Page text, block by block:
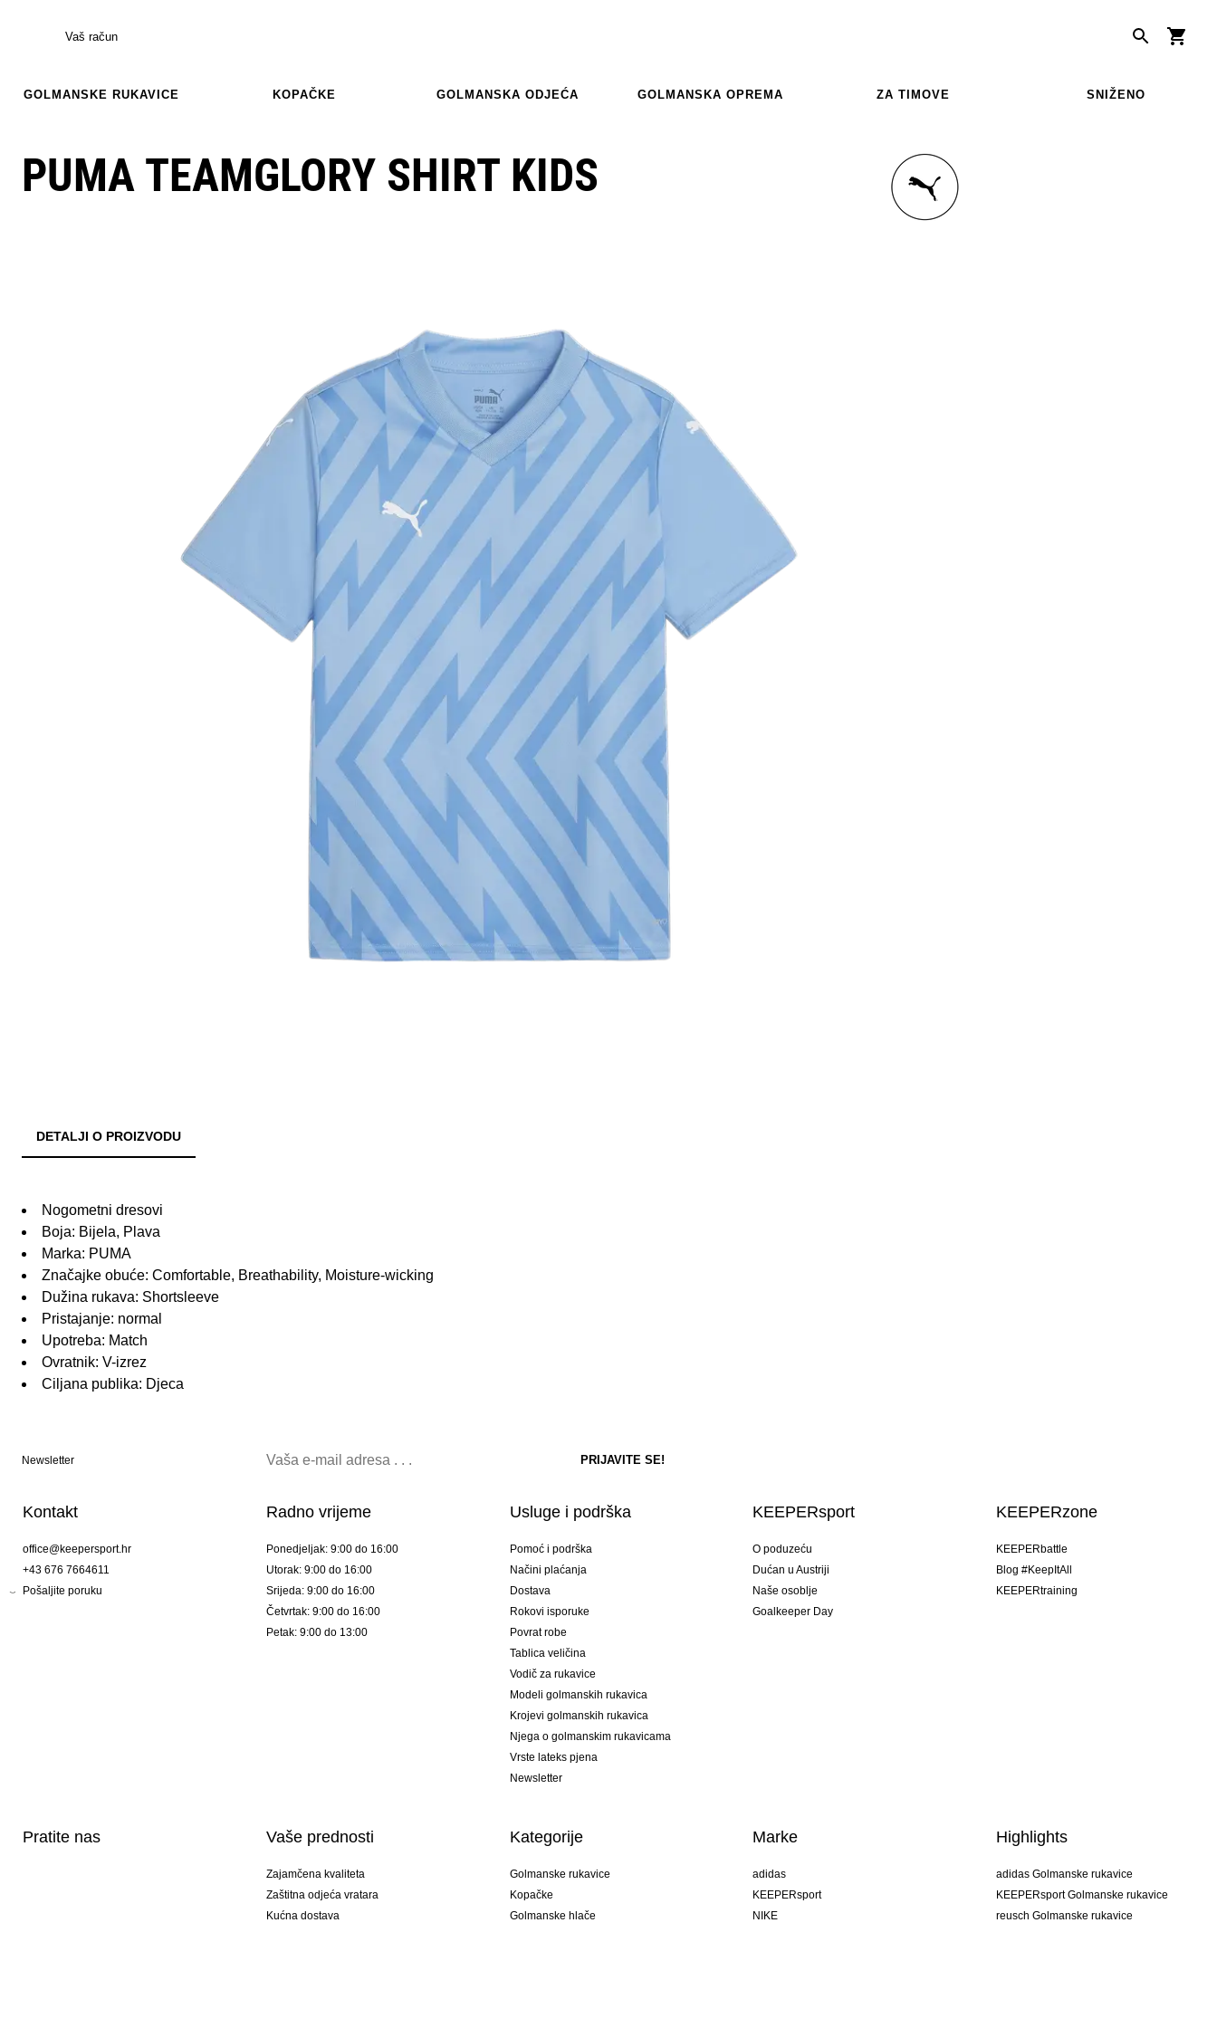
Vaš račun
GOLMANSKE RUKAVICE KOPAČKE GOLMANSKA ODJEĆA GOLMANSKA OPREMA ZA TIMOVE SNIŽENO
PUMA TEAMGLORY SHIRT KIDS
DETALJI O PROIZVODU
Nogometni dresovi
Boja: Bijela, Plava
Marka: PUMA
Značajke obuće: Comfortable, Breathability, Moisture-wicking
Dužina rukava: Shortsleeve
Pristajanje: normal
Upotreba: Match
Ovratnik: V-izrez
Ciljana publika: Djeca
Newsletter
Kontakt
office@keepersport.hr
+43 676 7664611
Pošaljite poruku
Radno vrijeme
Ponedjeljak: 9:00 do 16:00
Utorak: 9:00 do 16:00
Srijeda: 9:00 do 16:00
Četvrtak: 9:00 do 16:00
Petak: 9:00 do 13:00
Usluge i podrška
Pomoć i podrška
Načini plaćanja
Dostava
Rokovi isporuke
Povrat robe
Tablica veličina
Vodič za rukavice
Modeli golmanskih rukavica
Krojevi golmanskih rukavica
Njega o golmanskim rukavicama
Vrste lateks pjena
Newsletter
KEEPERsport
O poduzeću
Dućan u Austriji
Naše osoblje
Goalkeeper Day
KEEPERzone
KEEPERbattle
Blog #KeepItAll
KEEPERtraining
Pratite nas Vaše prednosti
Zajamčena kvaliteta
Zaštitna odjeća vratara
Kućna dostava
Kategorije
Golmanske rukavice
Kopačke
Golmanske hlače
Marke
adidas
KEEPERsport
NIKE
Highlights
adidas Golmanske rukavice
KEEPERsport Golmanske rukavice
reusch Golmanske rukavice